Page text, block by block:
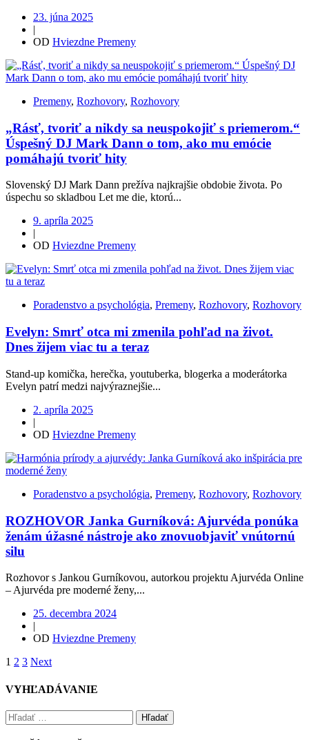
23. júna 2025
|
OD Hviezdne Premeny
Premeny, Rozhovory, Rozhovory
„Rásť, tvoriť a nikdy sa neuspokojiť s priemerom.“
Úspešný DJ Mark Dann o tom, ako mu emócie
pomáhajú tvoriť hity
Slovenský DJ Mark Dann prežíva najkrajšie obdobie života. Po
úspechu so skladbou Let me die, ktorú...
9. apríla 2025
|
OD Hviezdne Premeny
Poradenstvo a psychológia, Premeny, Rozhovory, Rozhovory
Evelyn: Smrť otca mi zmenila pohľad na život.
Dnes žijem viac tu a teraz
Stand-up komička, herečka, youtuberka, blogerka a moderátorka
Evelyn patrí medzi najvýraznejšie...
2. apríla 2025
|
OD Hviezdne Premeny
Poradenstvo a psychológia, Premeny, Rozhovory, Rozhovory
ROZHOVOR Janka Gurníková: Ajurvéda ponúka
ženám úžasné nástroje ako znovuobjaviť vnútornú
silu
Rozhovor s Jankou Gurníkovou, autorkou projektu Ajurvéda Online
– Ajurvéda pre moderné ženy,...
25. decembra 2024
|
OD Hviezdne Premeny
1 2 3 Next
VYHĽADÁVANIE
Hľadať